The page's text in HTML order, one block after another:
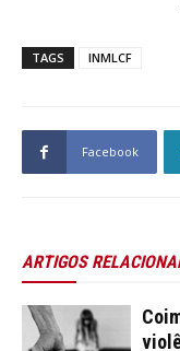
TAGS INMLCF
Facebook
ARTIGOS